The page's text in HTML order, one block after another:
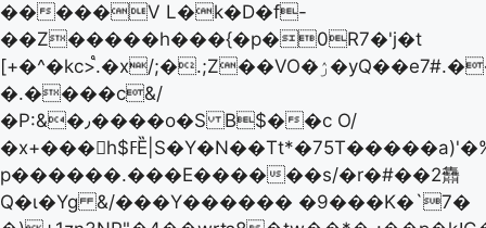
�����V L�k�D�f-
��Z�����h���{�p�0R7�'j�t
[+�^�kc>֩.�x/;�.;Z��VO�ۯ̽�yQ��e7#.������r���N���jw�cOp��
�.����c&/
�P:&�٫����o�S B$��c O/
�x+���h$ߓȄ|S�Y�N��Tt*�75T�����a)'�%N�c<������:-
p������.���E������s/�r�#��2䨊
Q�ɩ�Yg &/���Y������ �9���K�`7�